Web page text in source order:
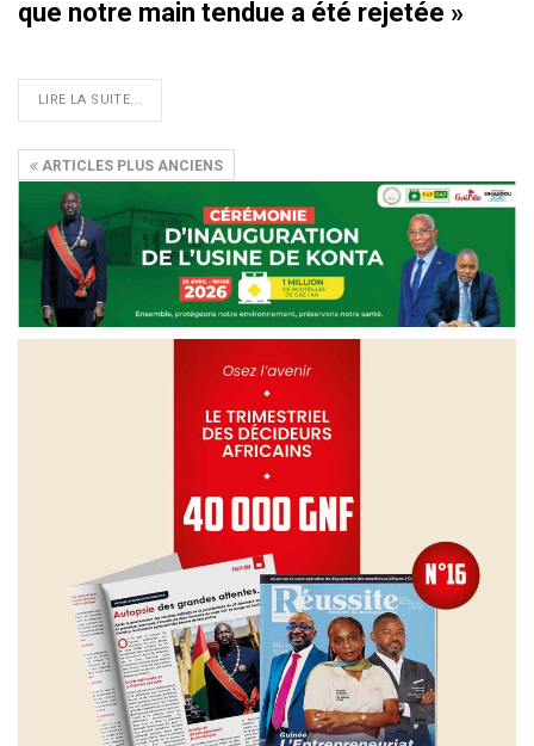
que notre main tendue a été rejetée »
LIRE LA SUITE...
ARTICLES PLUS ANCIENS